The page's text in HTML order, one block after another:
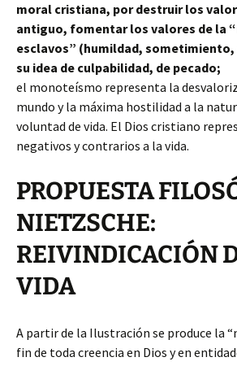
moral cristiana, por destruir los
antiguo, fomentar los valores de la
esclavos” (humildad,
su idea de culpabilidad, de pecado;
el monoteísmo representa la
mundo y la máxima hostilidad a la
voluntad de vida. El Dios cristiano
negativos y contrarios a la vida.
PROPUESTA
NIETZSCHE:
REIVINDICACIÓN
VIDA
A partir de la Ilustración se produce la
fin de toda creencia en Dios y en